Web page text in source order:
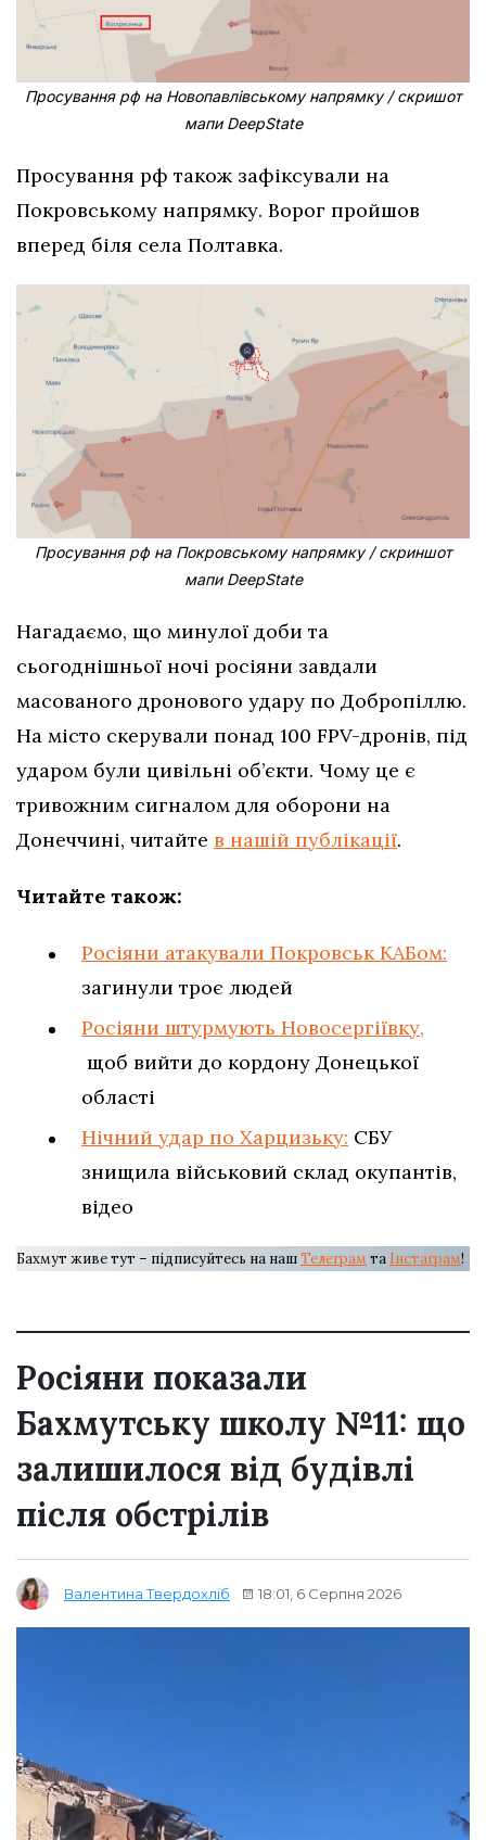
Просування рф на Новопавлівському напрямку / скришот
мапи DeepState
Просування рф також зафіксували на
Покровському напрямку. Ворог пройшов
вперед біля села Полтавка.
Просування рф на Покровському напрямку / скриншот
мапи DeepState
Нагадаємо, що минулої доби та
сьогоднішньої ночі росіяни завдали
масованого дронового удару по Добропіллю.
На місто скерували понад 100 FPV-дронів, під
ударом були цивільні об’єкти. Чому це є
тривожним сигналом для оборони на
Донеччині, читайте в нашій публікації.
Читайте також:
Росіяни атакували Покровськ КАБом:
загинули троє людей
Росіяни штурмують Новосергіївку,
щоб вийти до кордону Донецької
області
Нічний удар по Харцизьку: СБУ
знищила військовий склад окупантів,
відео
Бахмут живе тут – підписуйтесь на нашТелеграм та Інстаграм!
Росіяни показали
Бахмутську школу №11: що
залишилося від будівлі
після обстрілів
Валентина Твердохліб 18:01, 6 Серпня 2026